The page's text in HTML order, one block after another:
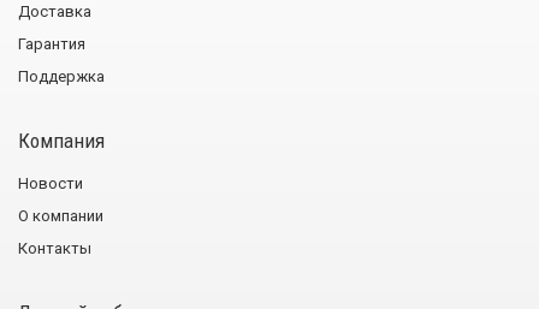
Доставка
Гарантия
Поддержка
Компания
Новости
О компании
Контакты